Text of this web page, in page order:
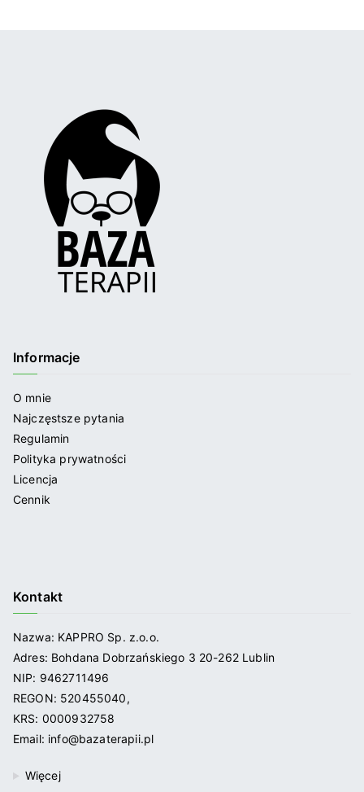
Informacje
O mnie
Najczęstsze pytania
Regulamin
Polityka prywatności
Licencja
Cennik
Kontakt
Nazwa: KAPPRO Sp. z.o.o.
Adres: Bohdana Dobrzańskiego 3 20-262 Lublin
NIP: 9462711496
REGON: 520455040,
KRS: 0000932758
Email: info@bazaterapii.pl
Więcej